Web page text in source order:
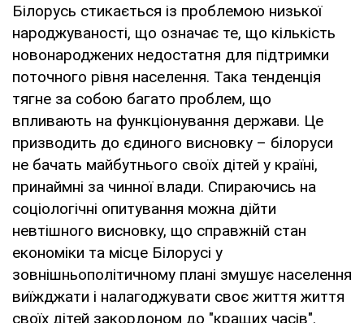
Білорусь стикається із проблемою низької
народжуваності, що означає те, що кількість
новонароджених недостатня для підтримки
поточного рівня населення. Така тенденція
тягне за собою багато проблем, що
впливають на функціонування держави. Це
призводить до єдиного висновку – білоруси
не бачать майбутнього своїх дітей у країні,
принаймні за чинної влади. Спираючись на
соціологічні опитування можна дійти
невтішного висновку, що справжній стан
економіки та місце Білорусі у
зовнішньополітичному плані змушує населення
виїжджати і налагоджувати своє життя життя
своїх дітей закордоном до "кращих часів".